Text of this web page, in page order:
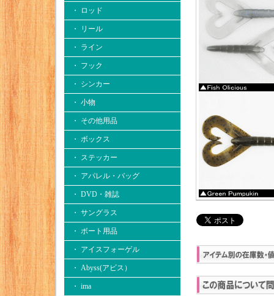
・ ロッド
・ リール
・ ライン
・ フック
・ シンカー
・ 小物
・ その他用品
・ ボックス
・ ステッカー
・ アパレル・バッグ
・ DVD・雑誌
・ サングラス
・ ボート用品
・ アイスフォーゲル
・ Abyss(アビス）
・ ima